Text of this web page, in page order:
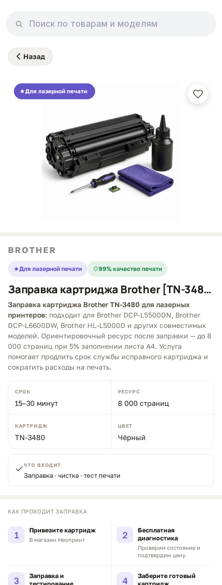
Назад
Для лазерной печати
BROTHER
Для лазерной печати 99% качество печати
Заправка картриджа Brother [TN-3480]
Заправка картриджа Brother TN-3480 для лазерных
принтеров: подходит для Brother DCP-L5500DN, Brother
DCP-L6600DW, Brother HL-L5000D и других совместимых
моделей. Ориентировочный ресурс после заправки — до 8
000 страниц при 5% заполнении листа A4. Услуга
помогает продлить срок службы исправного картриджа и
сократить расходы на печать.
СРОК
15–30 минут
РЕСУРС
8 000 страниц
КАРТРИДЖ
TN-3480
ЦВЕТ
Чёрный
ЧТО ВХОДИТ
Заправка · чистка · тест печати
КАК ПРОХОДИТ ЗАПРАВКА
1 Привезите картридж
В магазин Неопринт 2
Бесплатная
диагностика
Проверим состояние и
подтвердим цену
3
Заправка и
4
Заберите готовый